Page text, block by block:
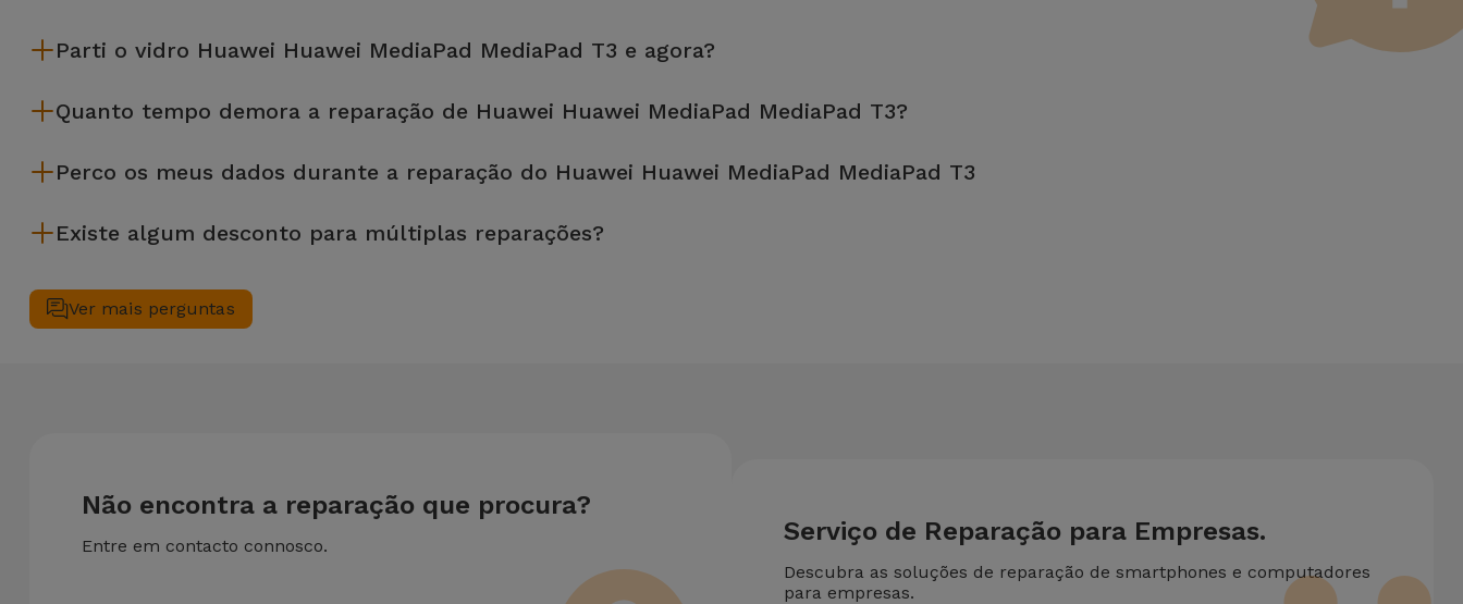
Parti o vidro Huawei Huawei MediaPad MediaPad T3 e agora?
Quanto tempo demora a reparação de Huawei Huawei MediaPad MediaPad T3?
Perco os meus dados durante a reparação do Huawei Huawei MediaPad MediaPad T3
precises de ajuda com a gestão de ficheiros.
Existe algum desconto para múltiplas reparações?
em simultâneo, aplicamos um desconto de 25% sobre o valor da reparação mais barata.
Ver mais perguntas
Não encontra a reparação que procura?
Entre em contacto connosco. Serviço de Reparação para Empresas.
Descubra as soluções de reparação de smartphones e computadores
para empresas.